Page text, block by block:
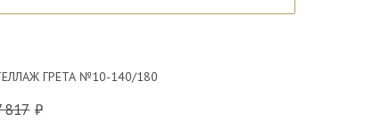
ГРЕТА №10-140/180
817